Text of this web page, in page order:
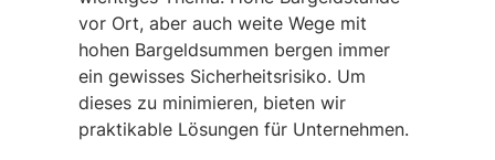
vor Ort, aber auch weite Wege mit
hohen Bargeldsummen bergen immer
ein gewisses Sicherheitsrisiko. Um
dieses zu minimieren, bieten wir
praktikable Lösungen für Unternehmen.